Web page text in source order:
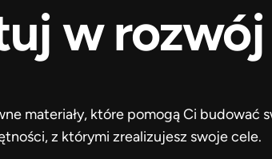
w rozwój
materiały, które pomogą Ci budować
z którymi zrealizujesz swoje cele.